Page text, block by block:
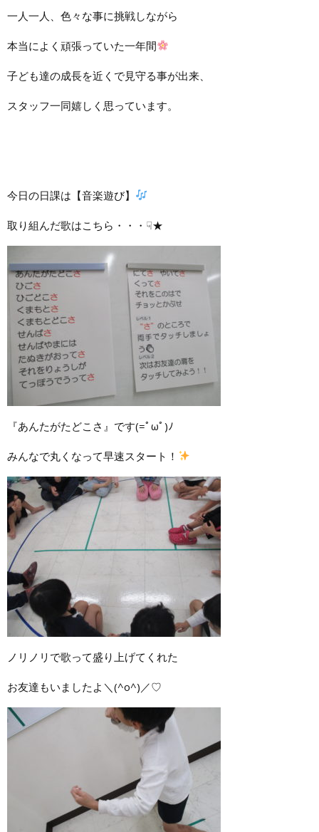
一人一人、色々な事に挑戦しながら
本当によく頑張っていた一年間
子ども達の成長を近くで見守る事が出来、
スタッフ一同嬉しく思っています。
今日の日課は【音楽遊び】
取り組んだ歌はこちら・・・☟★
『あんたがたどこさ』です(=ﾟωﾟ)ﾉ
みんなで丸くなって早速スタート！
ノリノリで歌って盛り上げてくれた
お友達もいましたよ＼(^o^)／♡